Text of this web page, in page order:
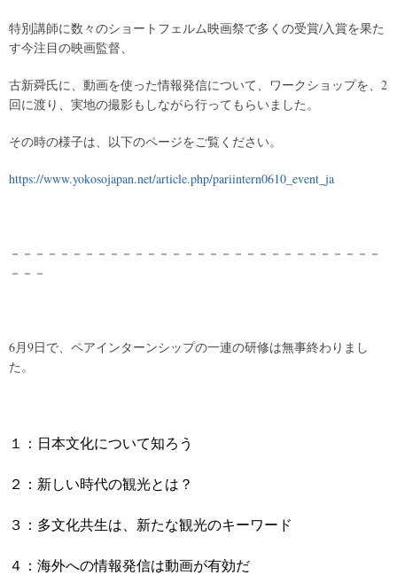
特別講師に数々のショートフェルム映画祭で多くの受賞/入賞を果た
す今注目の映画監督、
古新舜氏に、動画を使った情報発信について、ワークショップを、2
回に渡り、実地の撮影もしながら行ってもらいました。
その時の様子は、以下のページをご覧ください。
https://www.yokosojapan.net/article.php/pariintern0610_event_ja
－－－－－－－－－－－－－－－－－－－－－－－－－－－－－－
－－－
6月9日で、ペアインターンシップの一連の研修は無事終わりまし
た。
１：日本文化について知ろう
２：新しい時代の観光とは？
３：多文化共生は、新たな観光のキーワード
４：海外への情報発信は動画が有効だ